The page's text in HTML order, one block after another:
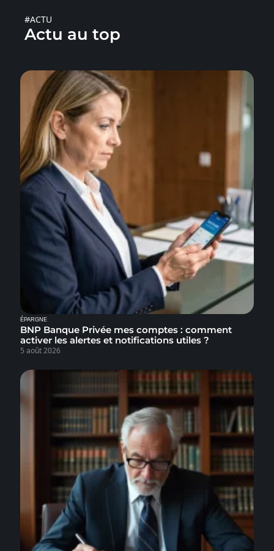
#ACTU
Actu au top
ÉPARGNE
BNP Banque Privée mes comptes : comment
activer les alertes et notifications utiles ?
5 août 2026